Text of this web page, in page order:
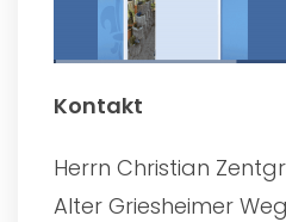
Kontakt
Herrn Christian
Alter Griesheimer